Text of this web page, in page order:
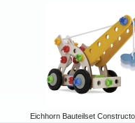
Eichhorn Bauteilset